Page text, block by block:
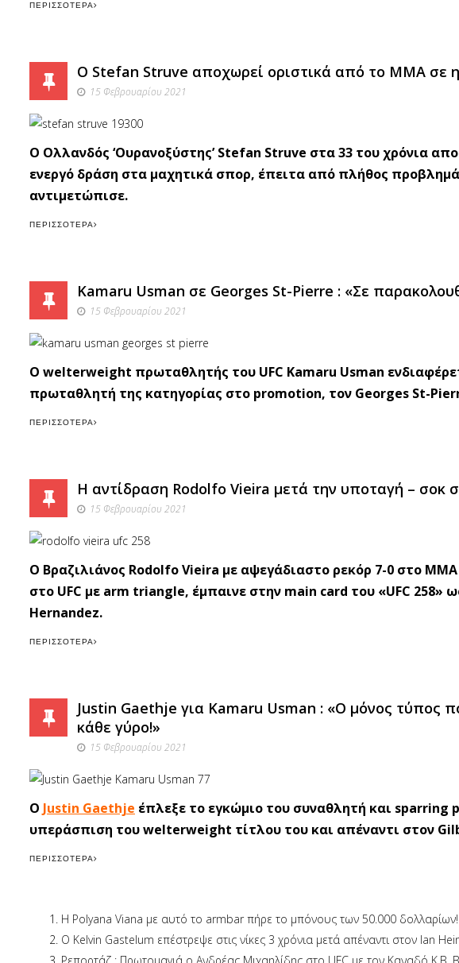
ΠΕΡΙΣΣΌΤΕΡΑ
O Stefan Struve αποχωρεί οριστικά από το ΜΜΑ σε
15 Φεβρουαρίου 2021
O Ολλανδός ‘Ουρανοξύστης’ Stefan Struve στα 33 του χρόνια
ενεργό δράση στα μαχητικά σπορ, έπειτα από πλήθος
αντιμετώπισε.
ΠΕΡΙΣΣΌΤΕΡΑ
Kamaru Usman σε Georges St-Pierre : «Σε
15 Φεβρουαρίου 2021
Ο welterweight πρωταθλητής του UFC Kamaru Usman
πρωταθλητή της κατηγορίας στο promotion, τον Georges St-
ΠΕΡΙΣΣΌΤΕΡΑ
Η αντίδραση Rodolfo Vieira μετά την υποταγή – σοκ
15 Φεβρουαρίου 2021
O Βραζιλιάνος Rodolfo Vieira με αψεγάδιαστο ρεκόρ 7-0 στο
στο UFC με arm triangle, έμπαινε στην main card του «UFC 258»
Hernandez.
ΠΕΡΙΣΣΌΤΕΡΑ
Justin Gaethje για Kamaru Usman : «Ο μόνος τύπος
κάθε γύρο!»
15 Φεβρουαρίου 2021
Ο Justin Gaethje έπλεξε το εγκώμιο του συναθλητή και sparring
υπεράσπιση του welterweight τίτλου του και απέναντι στον
ΠΕΡΙΣΣΌΤΕΡΑ
Η Polyana Viana με αυτό το armbar πήρε το μπόνους των 50.000 δολλαρίων!
Ο Kelvin Gastelum επέστρεψε στις νίκες 3 χρόνια μετά απέναντι στον Ian